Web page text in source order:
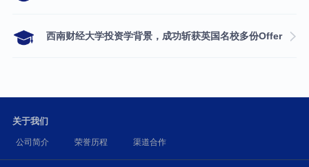
西南财经大学投资学背景，成功斩获英国名校多份Offer
关于我们
公司简介 荣誉历程 渠道合作